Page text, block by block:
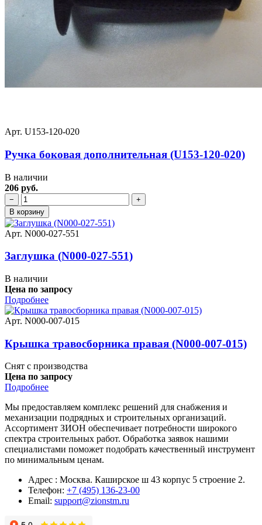
Арт. U153-120-020
Ручка боковая дополнительная (U153-120-020)
В наличии
206 руб.
−
+
В корзину
Арт. N000-027-551
Заглушка (N000-027-551)
В наличии
Цена по запросу
Подробнее
Арт. N000-007-015
Крышка травосборника правая (N000-007-015)
Снят с производства
Цена по запросу
Подробнее
Мы предоставляем комплекс решений для снабжения и
механизации подрядных и строительных организаций.
Ассортимент ЗИОН обеспечивает потребности широкого
спектра строительных работ. Обработка заявок нашими
специалистами поможет подобрать качественный инструмент
по минимальным ценам.
Адрес : Москва. Каширское ш 43 корпус 5 строение 2.
Телефон: +7 (495) 136-23-00
Email: support@zionstm.ru